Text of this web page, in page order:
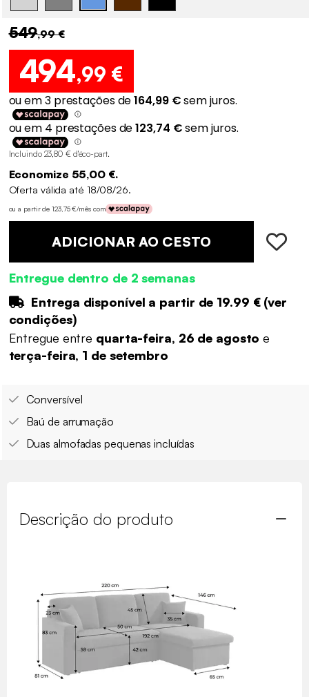
549,99 €
494,99 €
Incluindo 23,80 € d'éco-part.
Economize 55,00 €.
Oferta válida até 18/08/26.
ou a partir de 123,75 €/mês com
ADICIONAR AO CESTO
Entregue dentro de 2 semanas
Entrega disponível a partir de 19.99 €(ver
condições)
Entregue entre quarta-feira, 26 de agostoe
terça-feira, 1 de setembro
Conversível
Baú de arrumação
Duas almofadas pequenas incluídas
Descrição do produto